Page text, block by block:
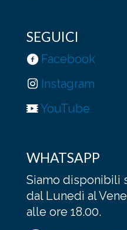
SEGUICI
Facebook
Instagram
YouTube
WHATSAPP
Siamo disponibili
dal Lunedì al
alle ore 18.00.